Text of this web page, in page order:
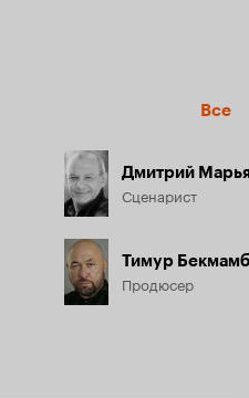
Все
Дмитрий
Сценарист
Тимур
Продюсер